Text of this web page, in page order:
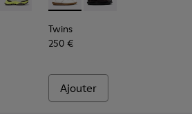
Twins
250 €
Ajouter